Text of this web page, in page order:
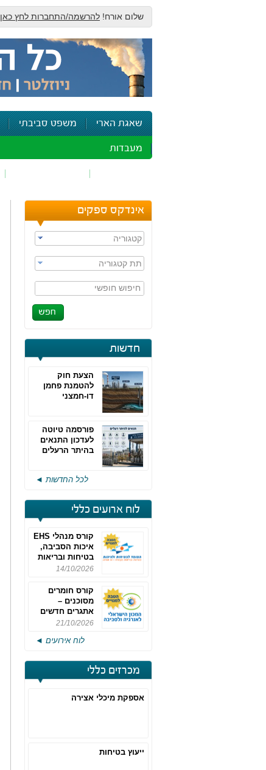
שלום אורח! להרשמה/התחברות לחץ כאן
שאגת הארי משפט סביבתי
מעבדות
אינדקס ספקים
קטגוריה
תת קטגוריה
חיפוש חופשי
חדשות
הצעת חוק
להטמנת פחמן
דו-חמצני
פורסמה טיוטה
לעדכון התנאים
בהיתר הרעלים
לכל החדשות ◄
לוח ארועים כללי
קורס מנהלי EHS
איכות הסביבה,
בטיחות ובריאות
תעסוקתית
14/10/2026
קורס חומרים
מסוכנים –
אתגרים חדשים
והערכות לחוק
מחזור 4
21/10/2026
לוח אירועים ◄
מכרזים כללי
אספקת מיכלי אצירה
ייעוץ בטיחות